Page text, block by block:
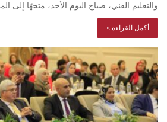
والتعليم الفني، صباح اليوم الأحد، متجهًا إلى
أكمل القراءة »